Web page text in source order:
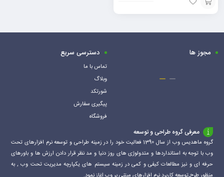
افزودن
به
مجوز ها دسترسی سریع
تماس با ما
وبلاگ
شورتکد
پیگیری سفارش
فروشگاه
معرفی گروه طراحی و توسعه
گروه ماهدیس وب از سال 1390 فعالیت خود را در زمینه طراحی و توسعه نرم افزارهای تحت
وب با توجه به استانداردها و متدولوژی های روز دنیا و مد نظر قرار دادن ارزش ها و باورهای
حرفه ای و نیز مطالعات کیفی و کمی در زمینه سیستم های یکپارچه مدیریت تحت وب , به